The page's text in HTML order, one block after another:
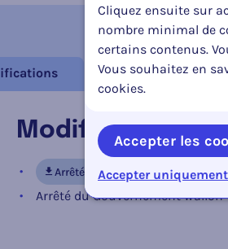
Modifications
Arrêté du Gouvernement wallon
Arrêté du Gouvernement wallon
Cliquez ensuite sur
nombre minimal de
certains contenus.
Vous souhaitez en
cookies.
Accepter les
Accepter